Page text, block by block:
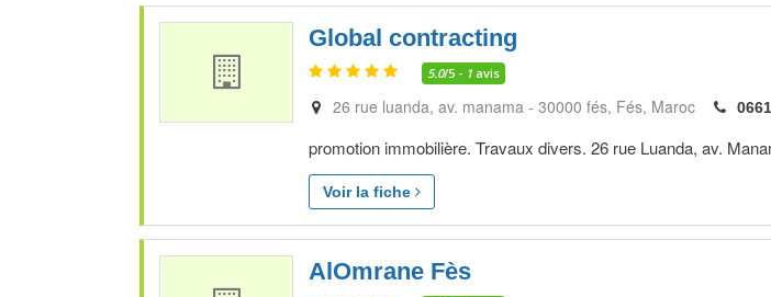
Global contracting
5.0/5 - 1 avis
26 rue luanda, av. manama - 30000 fés Fés Maroc
promotion immobilière. Travaux divers. 26 rue Luanda, av.
Voir la fiche
AlOmrane Fès